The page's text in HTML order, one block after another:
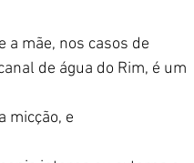
a mãe, nos casos de
de água do Rim, é um
micção, e